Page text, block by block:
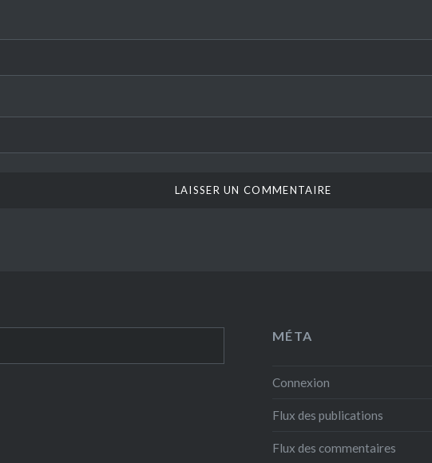
MÉTA
Connexion
Flux des publications
Flux des commentaires